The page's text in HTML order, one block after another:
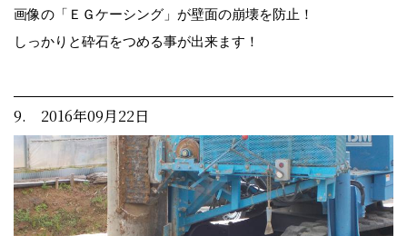
画像の「ＥＧケーシング」が壁面の崩壊を防止！
しっかりと砕石をつめる事が出来ます！
9. 2016年09月22日